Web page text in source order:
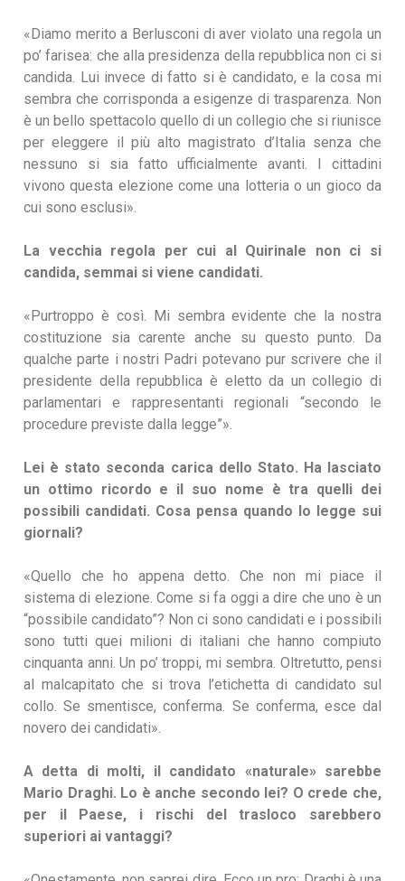
«Diamo merito a Berlusconi di aver violato una regola un
po’ farisea: che alla presidenza della repubblica non ci si
candida. Lui invece di fatto si è candidato, e la cosa mi
sembra che corrisponda a esigenze di trasparenza. Non
è un bello spettacolo quello di un collegio che si riunisce
per eleggere il più alto magistrato d’Italia senza che
nessuno si sia fatto ufficialmente avanti. I cittadini
vivono questa elezione come una lotteria o un gioco da
cui sono esclusi».
La vecchia regola per cui al Quirinale non ci si
candida, semmai si viene candidati.
«Purtroppo è così. Mi sembra evidente che la nostra
costituzione sia carente anche su questo punto. Da
qualche parte i nostri Padri potevano pur scrivere che il
presidente della repubblica è eletto da un collegio di
parlamentari e rappresentanti regionali “secondo le
procedure previste dalla legge”».
Lei è stato seconda carica dello Stato. Ha lasciato
un ottimo ricordo e il suo nome è tra quelli dei
possibili candidati. Cosa pensa quando lo legge sui
giornali?
«Quello che ho appena detto. Che non mi piace il
sistema di elezione. Come si fa oggi a dire che uno è un
“possibile candidato”? Non ci sono candidati e i possibili
sono tutti quei milioni di italiani che hanno compiuto
cinquanta anni. Un po’ troppi, mi sembra. Oltretutto, pensi
al malcapitato che si trova l’etichetta di candidato sul
collo. Se smentisce, conferma. Se conferma, esce dal
novero dei candidati».
A detta di molti, il candidato «naturale» sarebbe
Mario Draghi. Lo è anche secondo lei? O crede che,
per il Paese, i rischi del trasloco sarebbero
superiori ai vantaggi?